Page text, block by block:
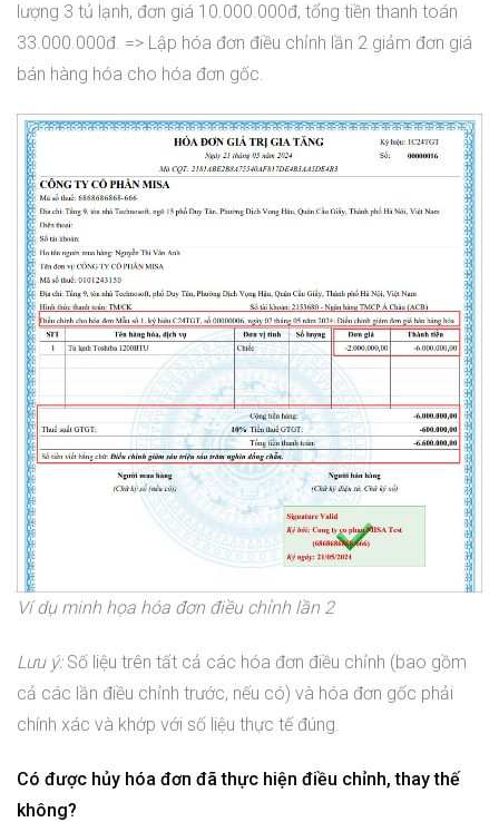
lượng 3 tủ lạnh, đơn giá 10.000.000đ, tổng tiền thanh toán
33.000.000đ. => Lập hóa đơn điều chỉnh lần 2 giảm đơn giá
bán hàng hóa cho hóa đơn gốc.
Ví dụ minh họa hóa đơn điều chỉnh lần 2
Lưu ý:Số liệu trên tất cả các hóa đơn điều chỉnh (bao gồm
cả các lần điều chỉnh trước, nếu có) và hóa đơn gốc phải
chính xác và khớp với số liệu thực tế đúng.
Có được hủy hóa đơn đã thực hiện điều chỉnh, thay thế
không?